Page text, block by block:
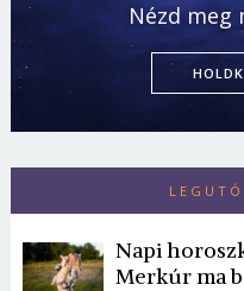
Nézd meg
Napi
Merkúr ma